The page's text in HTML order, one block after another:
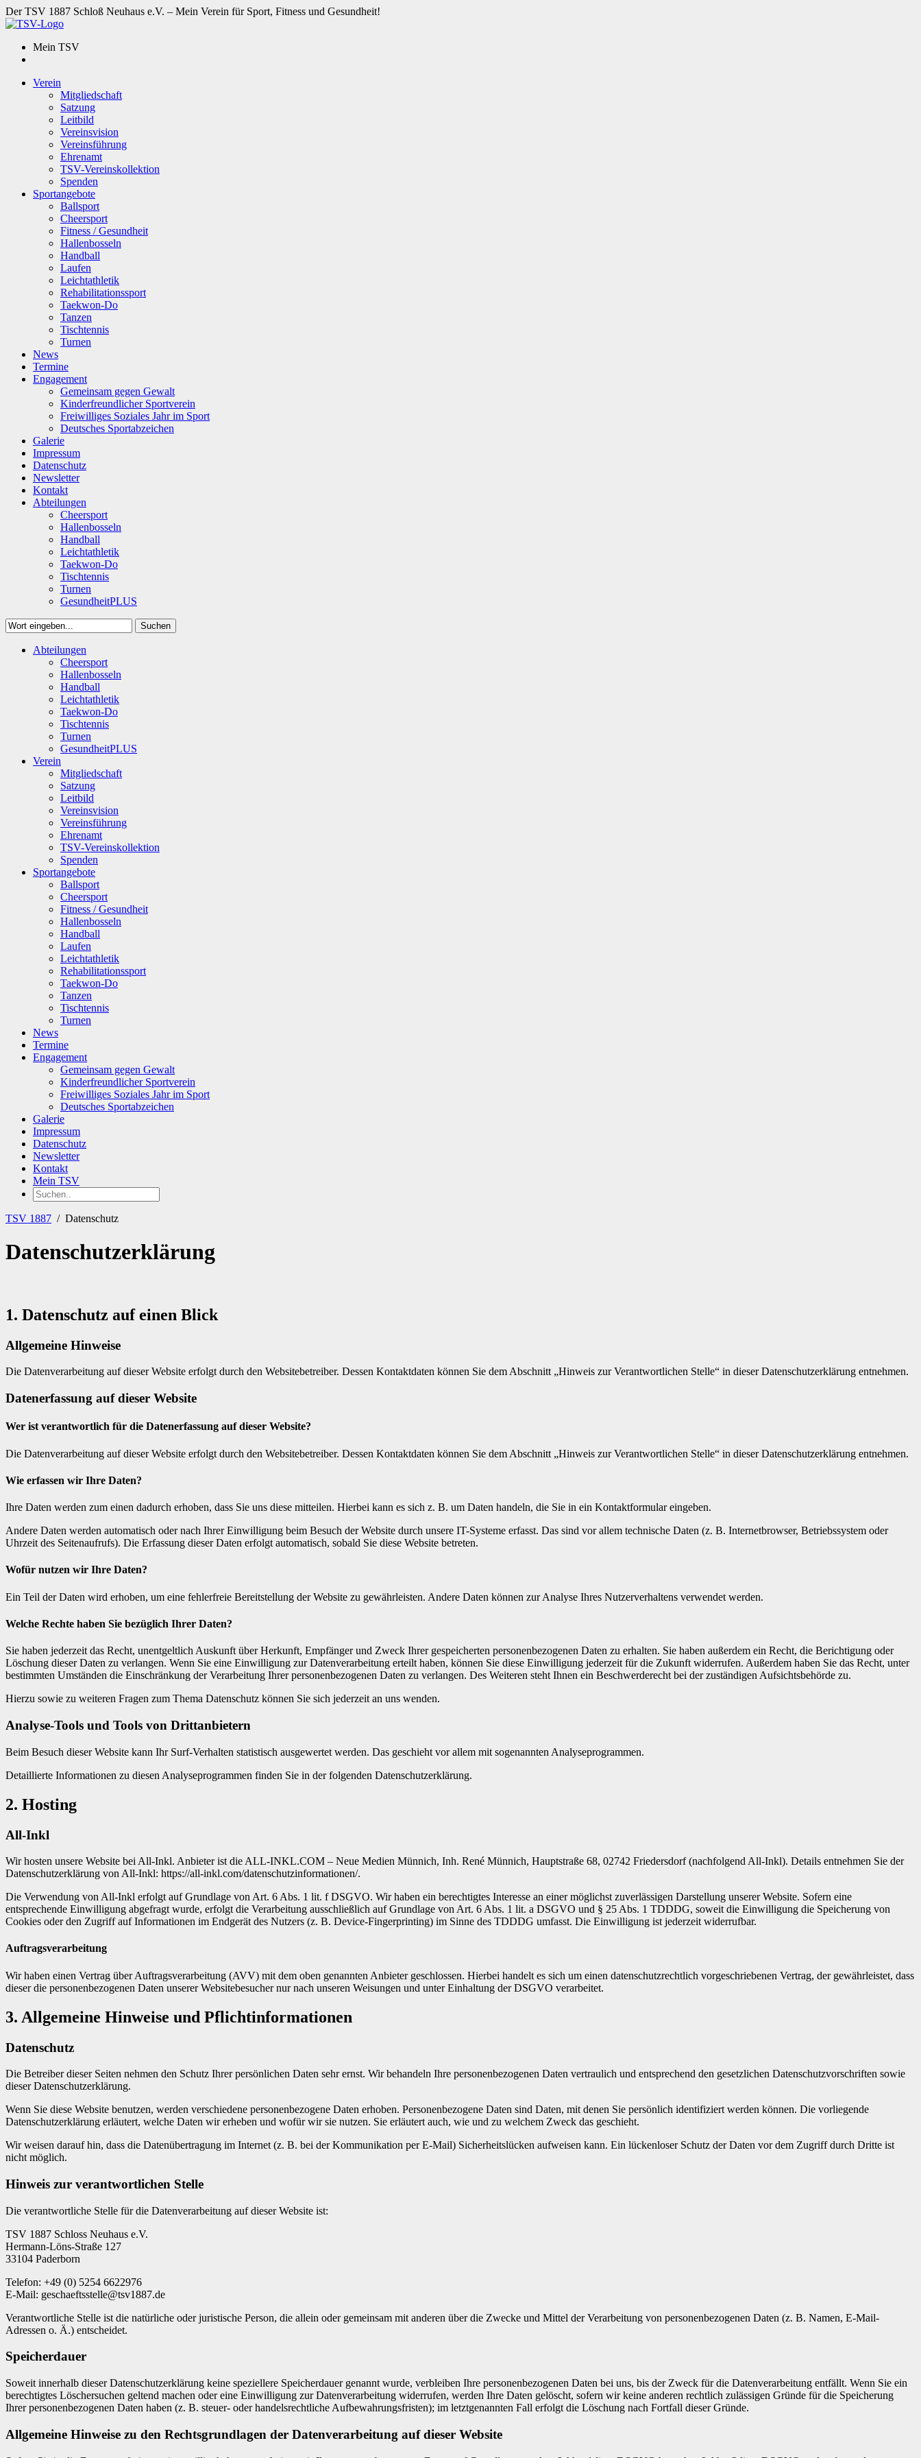
Der TSV 1887 Schloß Neuhaus e.V. – Mein Verein für Sport, Fitness und Gesundheit!
Mein TSV
Verein
Mitgliedschaft
Satzung
Leitbild
Vereinsvision
Vereinsführung
Ehrenamt
TSV-Vereinskollektion
Spenden
Sportangebote
Ballsport
Cheersport
Fitness / Gesundheit
Hallenbosseln
Handball
Laufen
Leichtathletik
Rehabilitationssport
Taekwon-Do
Tanzen
Tischtennis
Turnen
News
Termine
Engagement
Gemeinsam gegen Gewalt
Kinderfreundlicher Sportverein
Freiwilliges Soziales Jahr im Sport
Deutsches Sportabzeichen
Galerie
Impressum
Datenschutz
Newsletter
Kontakt
Abteilungen
Cheersport
Hallenbosseln
Handball
Leichtathletik
Taekwon-Do
Tischtennis
Turnen
GesundheitPLUS
Suchen
SuchenAbteilungen
Cheersport
Hallenbosseln
Handball
Leichtathletik
Taekwon-Do
Tischtennis
Turnen
GesundheitPLUS
Verein
Mitgliedschaft
Satzung
Leitbild
Vereinsvision
Vereinsführung
Ehrenamt
TSV-Vereinskollektion
Spenden
Sportangebote
Ballsport
Cheersport
Fitness / Gesundheit
Hallenbosseln
Handball
Laufen
Leichtathletik
Rehabilitationssport
Taekwon-Do
Tanzen
Tischtennis
Turnen
News
Termine
Engagement
Gemeinsam gegen Gewalt
Kinderfreundlicher Sportverein
Freiwilliges Soziales Jahr im Sport
Deutsches Sportabzeichen
Galerie
Impressum
Datenschutz
Newsletter
Kontakt
Mein TSV
TSV 1887 / Datenschutz
Datenschutz­erklärung
1. Datenschutz auf einen Blick
Allgemeine Hinweise
Die Datenverarbeitung auf dieser Website erfolgt durch den Websitebetreiber. Dessen Kontaktdaten können Sie dem Abschnitt „Hinweis zur Verantwortlichen Stelle“ in dieser Datenschutzerklärung entnehmen.
Datenerfassung auf dieser Website
Wer ist verantwortlich für die Datenerfassung auf dieser Website?
Die Datenverarbeitung auf dieser Website erfolgt durch den Websitebetreiber. Dessen Kontaktdaten können Sie dem Abschnitt „Hinweis zur Verantwortlichen Stelle“ in dieser Datenschutzerklärung entnehmen.
Wie erfassen wir Ihre Daten?
Ihre Daten werden zum einen dadurch erhoben, dass Sie uns diese mitteilen. Hierbei kann es sich z. B. um Daten handeln, die Sie in ein Kontaktformular eingeben.
Andere Daten werden automatisch oder nach Ihrer Einwilligung beim Besuch der Website durch unsere IT-Systeme erfasst. Das sind vor allem technische Daten (z. B. Internetbrowser, Betriebssystem oder
Uhrzeit des Seitenaufrufs). Die Erfassung dieser Daten erfolgt automatisch, sobald Sie diese Website betreten.
Wofür nutzen wir Ihre Daten?
Ein Teil der Daten wird erhoben, um eine fehlerfreie Bereitstellung der Website zu gewährleisten. Andere Daten können zur Analyse Ihres Nutzerverhaltens verwendet werden.
Welche Rechte haben Sie bezüglich Ihrer Daten?
Sie haben jederzeit das Recht, unentgeltlich Auskunft über Herkunft, Empfänger und Zweck Ihrer gespeicherten personenbezogenen Daten zu erhalten. Sie haben außerdem ein Recht, die Berichtigung oder
Löschung dieser Daten zu verlangen. Wenn Sie eine Einwilligung zur Datenverarbeitung erteilt haben, können Sie diese Einwilligung jederzeit für die Zukunft widerrufen. Außerdem haben Sie das Recht, unter
bestimmten Umständen die Einschränkung der Verarbeitung Ihrer personenbezogenen Daten zu verlangen. Des Weiteren steht Ihnen ein Beschwerderecht bei der zuständigen Aufsichtsbehörde zu.
Hierzu sowie zu weiteren Fragen zum Thema Datenschutz können Sie sich jederzeit an uns wenden.
Analyse-Tools und Tools von Dritt­anbietern
Beim Besuch dieser Website kann Ihr Surf-Verhalten statistisch ausgewertet werden. Das geschieht vor allem mit sogenannten Analyseprogrammen.
Detaillierte Informationen zu diesen Analyseprogrammen finden Sie in der folgenden Datenschutzerklärung.
2. Hosting
All-Inkl
Wir hosten unsere Website bei All-Inkl. Anbieter ist die ALL-INKL.COM – Neue Medien Münnich, Inh. René Münnich, Hauptstraße 68, 02742 Friedersdorf (nachfolgend All-Inkl). Details entnehmen Sie der
Datenschutzerklärung von All-Inkl: https://all-inkl.com/datenschutzinformationen/.
Die Verwendung von All-Inkl erfolgt auf Grundlage von Art. 6 Abs. 1 lit. f DSGVO. Wir haben ein berechtigtes Interesse an einer möglichst zuverlässigen Darstellung unserer Website. Sofern eine
entsprechende Einwilligung abgefragt wurde, erfolgt die Verarbeitung ausschließlich auf Grundlage von Art. 6 Abs. 1 lit. a DSGVO und § 25 Abs. 1 TDDDG, soweit die Einwilligung die Speicherung von
Cookies oder den Zugriff auf Informationen im Endgerät des Nutzers (z. B. Device-Fingerprinting) im Sinne des TDDDG umfasst. Die Einwilligung ist jederzeit widerrufbar.
Auftragsverarbeitung
Wir haben einen Vertrag über Auftragsverarbeitung (AVV) mit dem oben genannten Anbieter geschlossen. Hierbei handelt es sich um einen datenschutzrechtlich vorgeschriebenen Vertrag, der gewährleistet, dass
dieser die personenbezogenen Daten unserer Websitebesucher nur nach unseren Weisungen und unter Einhaltung der DSGVO verarbeitet.
3. Allgemeine Hinweise und Pflicht­informationen
Datenschutz
Die Betreiber dieser Seiten nehmen den Schutz Ihrer persönlichen Daten sehr ernst. Wir behandeln Ihre personenbezogenen Daten vertraulich und entsprechend den gesetzlichen Datenschutzvorschriften sowie
dieser Datenschutzerklärung.
Wenn Sie diese Website benutzen, werden verschiedene personenbezogene Daten erhoben. Personenbezogene Daten sind Daten, mit denen Sie persönlich identifiziert werden können. Die vorliegende
Datenschutzerklärung erläutert, welche Daten wir erheben und wofür wir sie nutzen. Sie erläutert auch, wie und zu welchem Zweck das geschieht.
Wir weisen darauf hin, dass die Datenübertragung im Internet (z. B. bei der Kommunikation per E-Mail) Sicherheitslücken aufweisen kann. Ein lückenloser Schutz der Daten vor dem Zugriff durch Dritte ist
nicht möglich.
Hinweis zur verantwortlichen Stelle
Die verantwortliche Stelle für die Datenverarbeitung auf dieser Website ist:
TSV 1887 Schloss Neuhaus e.V.
Hermann-Löns-Straße 127
33104 Paderborn
Telefon: +49 (0) 5254 6622976
E-Mail: geschaeftsstelle@tsv1887.de
Verantwortliche Stelle ist die natürliche oder juristische Person, die allein oder gemeinsam mit anderen über die Zwecke und Mittel der Verarbeitung von personenbezogenen Daten (z. B. Namen, E-Mail-
Adressen o. Ä.) entscheidet.
Speicherdauer
Soweit innerhalb dieser Datenschutzerklärung keine speziellere Speicherdauer genannt wurde, verbleiben Ihre personenbezogenen Daten bei uns, bis der Zweck für die Datenverarbeitung entfällt. Wenn Sie ein
berechtigtes Löschersuchen geltend machen oder eine Einwilligung zur Datenverarbeitung widerrufen, werden Ihre Daten gelöscht, sofern wir keine anderen rechtlich zulässigen Gründe für die Speicherung
Ihrer personenbezogenen Daten haben (z. B. steuer- oder handelsrechtliche Aufbewahrungsfristen); im letztgenannten Fall erfolgt die Löschung nach Fortfall dieser Gründe.
Allgemeine Hinweise zu den Rechtsgrundlagen der Datenverarbeitung auf dieser Website